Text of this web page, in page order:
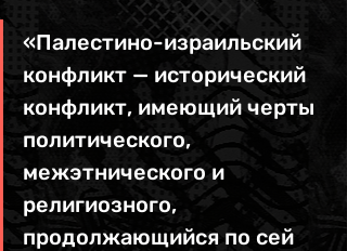
«Палестино-израильский
конфликт — исторический
конфликт, имеющий черты
политического,
межэтнического и
религиозного,
продолжающийся по сей